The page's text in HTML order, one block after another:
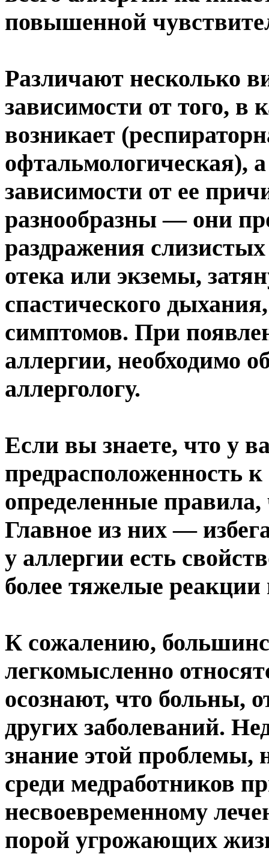
повышенной
Различают несколько
зависимости от того, в
возникает
офтальмологическая),
зависимости от ее
разнообразны — они
раздражения
отека или экземы,
спастического
симптомов. При
аллергии, необходимо
аллергологу.
Если вы знаете, что у
предрасположенность
определенные
Главное из них —
у аллергии есть
более тяжелые
К сожалению,
легкомысленно
осознают, что больны,
других заболеваний.
знание этой проблемы,
среди медработников
несвоевременному
порой угрожающих